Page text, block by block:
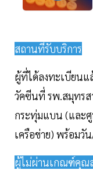
สถานที่รับบริการ
ผู้ที่ได้ลงทะเบียนแ
วัคซีนที่ รพ.สมุทรส
กระทุ่มแบน (และ
เครือข่าย) พร้อมวั
ผู้ไม่ผ่านเกณฑ์คุณ